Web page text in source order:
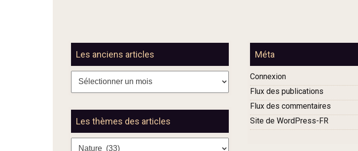
Les anciens articles
Les thèmes des articles
Méta
Connexion
Flux des publications
Flux des commentaires
Site de WordPress-FR